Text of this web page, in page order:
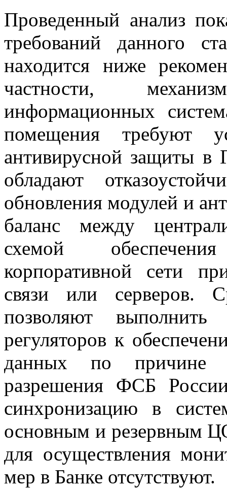
Проведенный анализ
требований данного
находится ниже
частности,
информационных
помещения требуют
антивирусной защиты в
обладают
обновления модулей и
баланс между
схемой
корпоративной сети
связи или серверов.
позволяют выполнить
регуляторов к
данных по причине
разрешения ФСБ
синхронизацию в
основным и резервным
для осуществления
мер в Банке отсутствуют.